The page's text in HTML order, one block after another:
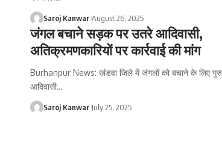
Saroj Kanwar August 26, 2025
जंगल बचाने सड़क पर उतरे आदिवासी,
अतिक्रमणकारियों पर कार्रवाई की मांग
Burhanpur News: खंडवा जिले में जंगलों को बचाने के लिए
आदिवासी…
Saroj Kanwar July 25, 2025